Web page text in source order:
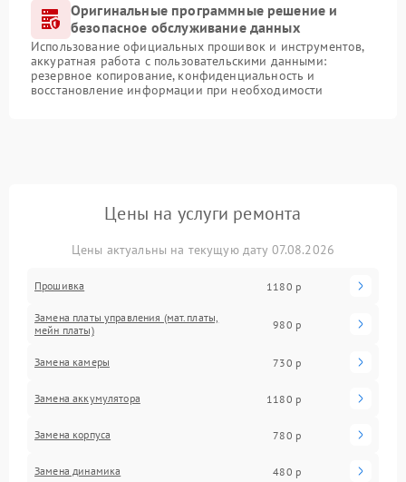
Оригинальные программные решение и
безопасное обслуживание данных
Использование официальных прошивок и инструментов,
аккуратная работа с пользовательскими данными:
резервное копирование, конфиденциальность и
восстановление информации при необходимости
Цены на услуги ремонта
Цены актуальны на текущую дату 07.08.2026
Прошивка 1180 р
Замена платы управления (мат.платы,
мейн платы)
980 р
Замена камеры 730 р
Замена аккумулятора 1180 р
Замена корпуса 780 р
Замена динамика 480 р